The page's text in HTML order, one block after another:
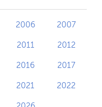
2006 2007
2011 2012
2016 2017
2021 2022